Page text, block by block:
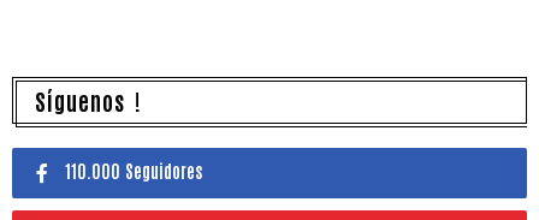
Síguenos !
110.000 Seguidores